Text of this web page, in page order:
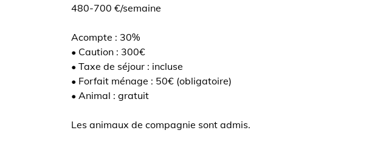
480-700 €/semaine
Acompte : 30%
• Caution : 300€
• Taxe de séjour : incluse
• Forfait ménage : 50€ (obligatoire)
• Animal : gratuit
Les animaux de compagnie sont admis.